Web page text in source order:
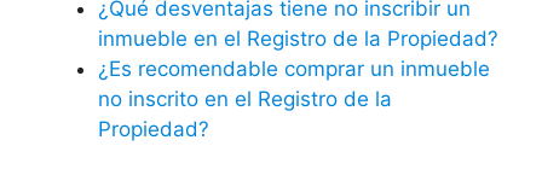
¿Qué desventajas tiene no inscribir un
inmueble en el Registro de la Propiedad?
¿Es recomendable comprar un inmueble
no inscrito en el Registro de la
Propiedad?